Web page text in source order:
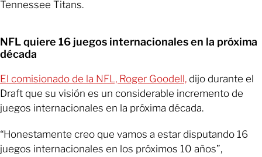
Tennessee Titans.
NFL quiere 16 juegos internacionales en la próxima
década
El comisionado de la NFL, Roger Goodell, dijo durante el
Draft que su visión es un considerable incremento de
juegos internacionales en la próxima década.
“Honestamente creo que vamos a estar disputando 16
juegos internacionales en los próximos 10 años”,